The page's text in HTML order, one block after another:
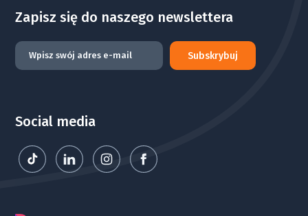
Zapisz się do naszego newslettera
Subskrybuj
Social media